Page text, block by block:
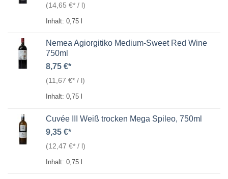
(14,65 € / l)
Inhalt: 0,75 l
Nemea Agiorgitiko Medium-Sweet Red Wine
750ml
8,75 €
(11,67 € / l)
Inhalt: 0,75
Cuvée III Weiß trocken Mega Spileo, 750ml
9,35 €
(12,47 € / l)
Inhalt: 0,75